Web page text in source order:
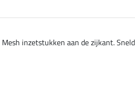
inzetstukken aan de zijkant.